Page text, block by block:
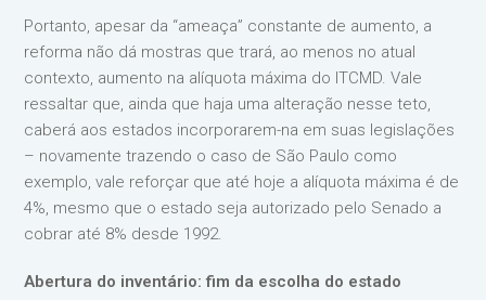
Portanto, apesar da “ameaça” constante de aumento, a
reforma não dá mostras que trará, ao menos no atual
contexto, aumento na alíquota máxima do ITCMD. Vale
ressaltar que, ainda que haja uma alteração nesse teto,
caberá aos estados incorporarem-na em suas legislações
– novamente trazendo o caso de São Paulo como
exemplo, vale reforçar que até hoje a alíquota máxima é de
4%, mesmo que o estado seja autorizado pelo Senado a
cobrar até 8% desde 1992.
Abertura do inventário: fim da escolha do estado